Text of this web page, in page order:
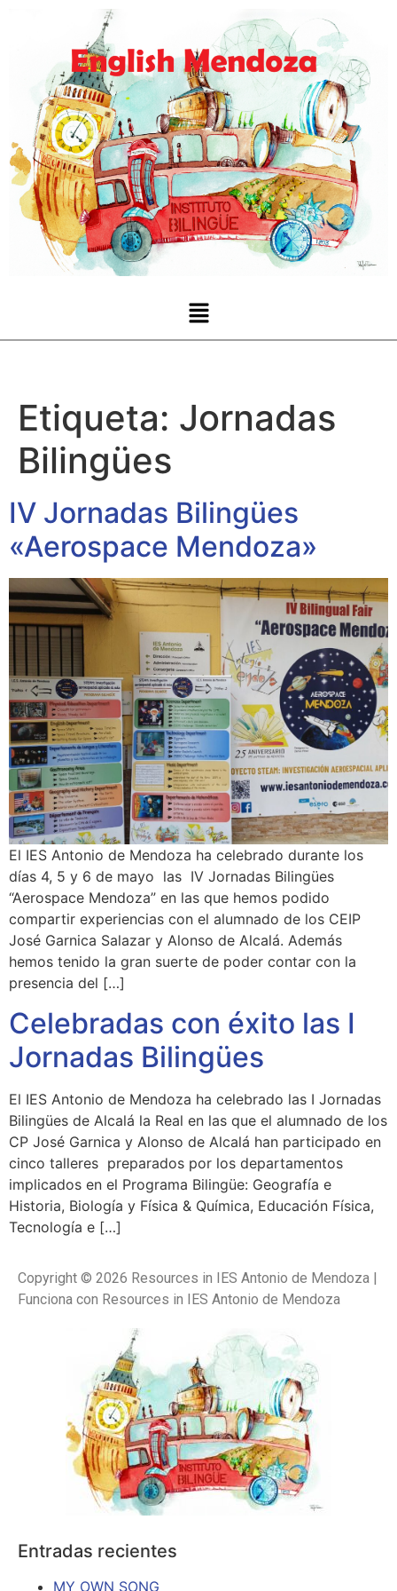
Etiqueta: Jornadas
Bilingües
IV Jornadas Bilingües
«Aerospace Mendoza»
El IES Antonio de Mendoza ha celebrado durante los
días 4, 5 y 6 de mayo las IV Jornadas Bilingües
“Aerospace Mendoza” en las que hemos podido
compartir experiencias con el alumnado de los CEIP
José Garnica Salazar y Alonso de Alcalá. Además
hemos tenido la gran suerte de poder contar con la
presencia del […]
Celebradas con éxito las I
Jornadas Bilingües
El IES Antonio de Mendoza ha celebrado las I Jornadas
Bilingües de Alcalá la Real en las que el alumnado de los
CP José Garnica y Alonso de Alcalá han participado en
cinco talleres preparados por los departamentos
implicados en el Programa Bilingüe: Geografía e
Historia, Biología y Física & Química, Educación Física,
Tecnología e […]
Copyright © 2026 Resources in IES Antonio de Mendoza |
Funciona con Resources in IES Antonio de Mendoza
Entradas recientes
MY OWN SONG